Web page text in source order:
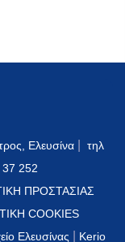
Ελευσίνα
τηλ
252
ΠΡΟΣΤΑΣΙΑΣ
COOKIES
Ελευσίνας
Kerio